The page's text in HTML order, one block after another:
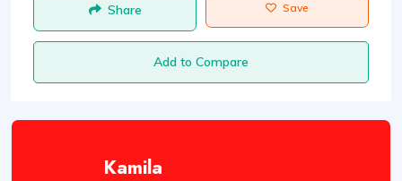
Share Save
Add to Compare
Kamila